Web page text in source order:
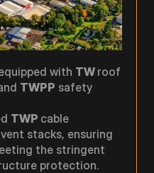
with TW roof
TWPP safety
TWP cable
vent stacks, ensuring
the stringent
protection.